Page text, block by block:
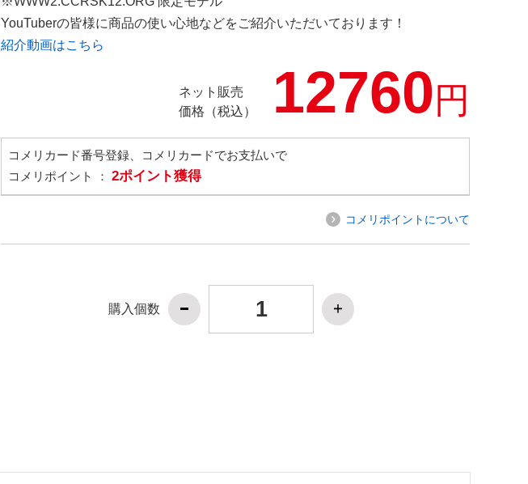
YouTuberの皆様に商品の使い心地などをご紹介いただいております！
紹介動画はこちら
ネット販売
価格（税込）
12760円
コメリカード番号登録、コメリカードでお支払いで
コメリポイント ： 2ポイント獲得
コメリポイントについて
購入個数